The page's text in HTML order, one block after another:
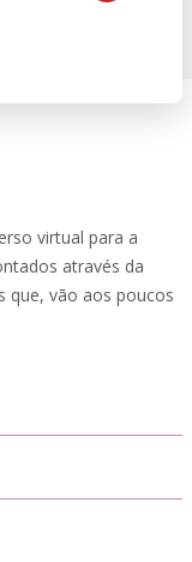
virtual para a
através da
que, vão aos poucos